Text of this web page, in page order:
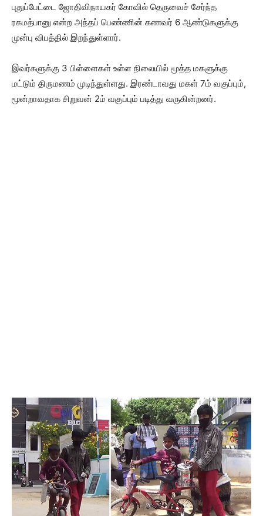
புதுப்பேட்டை ஜோதிவிநாயகர் கோவில் தெருவைச் சேர்ந்த
ரகமத்பானு என்ற அந்தப் பெண்ணின் கணவர் 6 ஆண்டுகளுக்கு
முன்பு விபத்தில் இறந்துள்ளார்.
இவர்களுக்கு 3 பிள்ளைகள் உள்ள நிலையில் மூத்த மகளுக்கு
மட்டும் திருமணம் முடிந்துள்ளது. இரண்டாவது மகள் 7ம் வகுப்பும்,
மூன்றாவதாக சிறுவன் 2ம் வகுப்பும் படித்து வருகின்றனர்.